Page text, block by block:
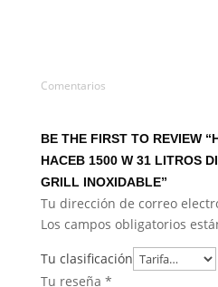
Comentarios
BE THE FIRST TO REVIEW
HACEB 1500 W 31 LITROS
GRILL INOXIDABLE”
Tu dirección de correo
Los campos obligatorios
Tu clasificación
Tu reseña *